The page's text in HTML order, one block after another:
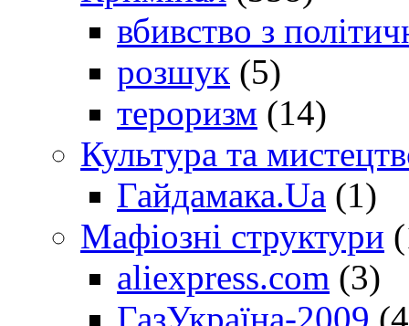
вбивство з
розшук (5)
тероризм (14)
Культура та
Гайдамака.Ua (1)
Мафіозні структури
aliexpress.com (3)
ГазУкраїна-2009